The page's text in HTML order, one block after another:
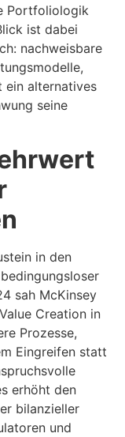
Portfoliologik
ist dabei
nachweisbare
ein alternatives
seine
in den
sah McKinsey
Creation in
Prozesse,
Eingreifen statt
erhöht den
bilanzieller
und